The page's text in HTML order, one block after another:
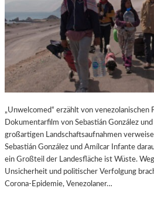
„Unwelcomed“ erzählt von
Dokumentarfilm von Sebastián González
großartigen Landschaftsaufnahmen
Sebastián González und Amílcar Infante
ein Großteil der Landesfläche ist Wüste.
Unsicherheit und politischer Verfolgung
Corona-Epidemie, Venezolaner…